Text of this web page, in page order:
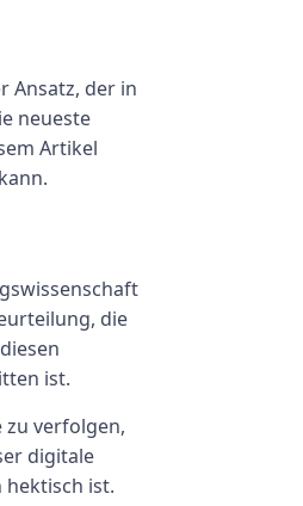
Ansatz, der in
neueste
Artikel
die
ist.
zu verfolgen,
digitale
hektisch ist.